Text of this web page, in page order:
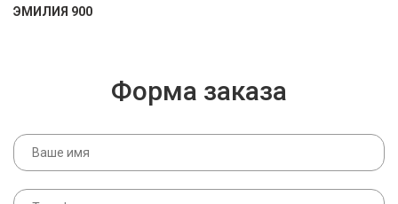
ЭМИЛИЯ 900
Форма заказа